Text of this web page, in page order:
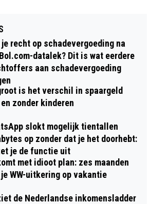
je recht op schadevergoeding na
datalek? Dit is wat eerdere
aan schadevergoeding
is het verschil in spaargeld
zonder kinderen
slokt mogelijk tientallen
op zonder dat je het doorhebt:
je de functie uit
met idioot plan: zes maanden
WW-uitkering op vakantie
de Nederlandse inkomensladder